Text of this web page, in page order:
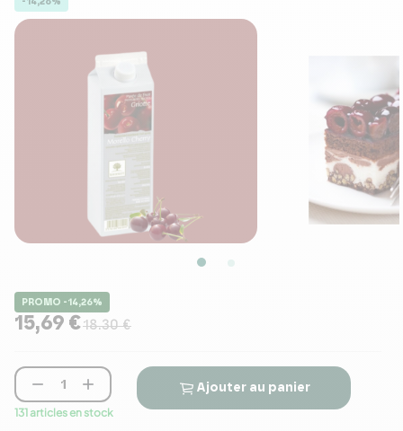
PROMO -14,26%
15,69 €18.30 €
 
131 articles en stock
Ajouter au panier